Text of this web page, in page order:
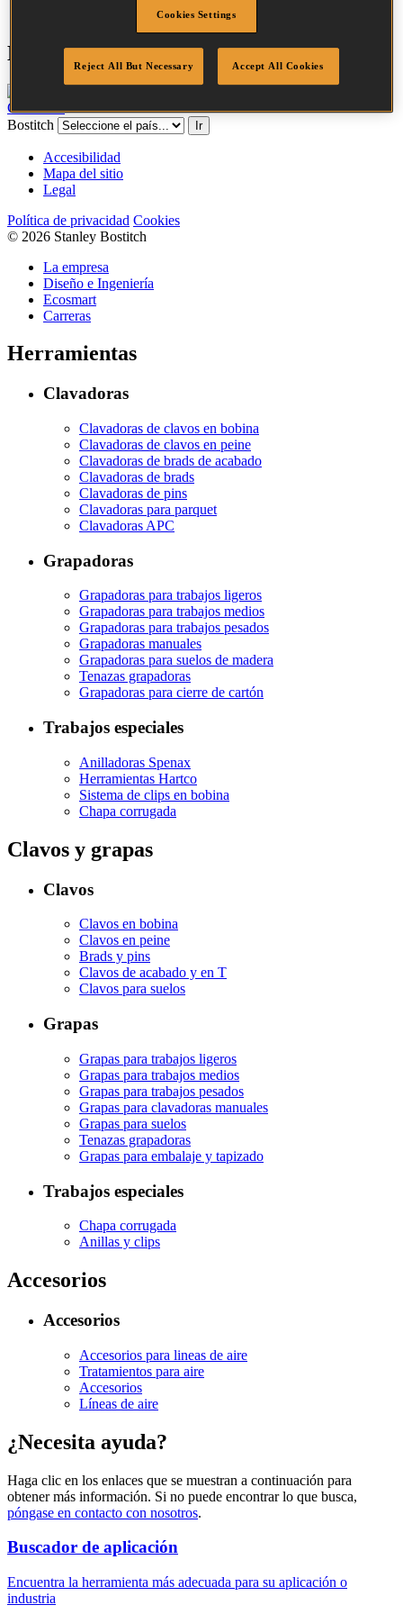
Herramientas compatibles
CF15-1-E
Bostitch
Ir
Accesibilidad
Mapa del sitio
Legal
Política de privacidad Cookies
© 2026 Stanley Bostitch
La empresa
Diseño e Ingeniería
Ecosmart
Carreras
Herramientas
Clavadoras
Clavadoras de clavos en bobina
Clavadoras de clavos en peine
Clavadoras de brads de acabado
Clavadoras de brads
Clavadoras de pins
Clavadoras para parquet
Clavadoras APC
Grapadoras
Grapadoras para trabajos ligeros
Grapadoras para trabajos medios
Grapadoras para trabajos pesados
Grapadoras manuales
Grapadoras para suelos de madera
Tenazas grapadoras
Grapadoras para cierre de cartón
Trabajos especiales
Anilladoras Spenax
Herramientas Hartco
Sistema de clips en bobina
Chapa corrugada
Clavos y grapas
Clavos
Clavos en bobina
Clavos en peine
Brads y pins
Clavos de acabado y en T
Clavos para suelos
Grapas
Grapas para trabajos ligeros
Grapas para trabajos medios
Grapas para trabajos pesados
Grapas para clavadoras manuales
Grapas para suelos
Tenazas grapadoras
Grapas para embalaje y tapizado
Trabajos especiales
Chapa corrugada
Anillas y clips
Accesorios
Accesorios
Accesorios para lineas de aire
Tratamientos para aire
Accesorios
Líneas de aire
¿Necesita ayuda?
Haga clic en los enlaces que se muestran a continuación para
obtener más información. Si no puede encontrar lo que busca,
póngase en contacto con nosotros.
Buscador de aplicación
Encuentra la herramienta más adecuada para su aplicación o
industria
Cookies Settings
Reject All But Necessary Accept All Cookies